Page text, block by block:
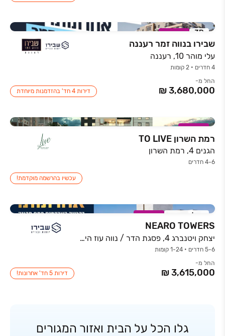
3D במבצע
שבירו בנווה זמר רעננה
עלי מוהר 10, רעננה
4 חדרים • 2 קומות
החל מ-
דירות 4 חד' בהזדמנות מיוחדת
במבצע
רמת השרון TO LIVE
הגנים 4, רמת השרון
4-6 חדרים
עכשיו בהרשמה מוקדמת!
אכלוס קרוב במבצע
NEARO TOWERS
יצחק ויטנברג 4, פסגת הדר / נווה עוז הירוקה, פתח תקווה
5-6 חדרים • 1-24 קומות
החל מ-
דירות 5 חד' אחרונות!
גלו הכל על הבית ואזור המגורים